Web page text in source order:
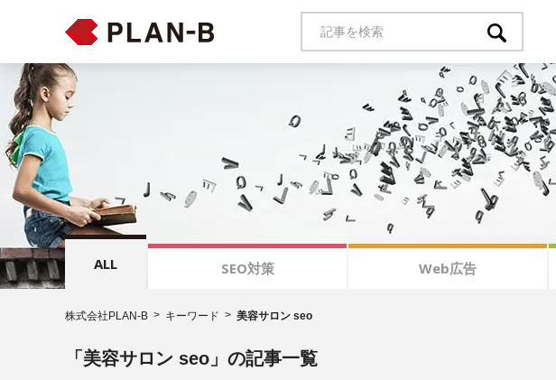
ALL SEO対策 Web広告
株式会社PLAN-B キーワード 美容サロン seo
「美容サロン seo」の記事一覧